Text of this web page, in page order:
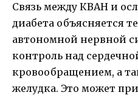
Связь между КВАН и
диабета объясняется
автономной нервной
контроль над
кровообращением, а
желудка. Это может